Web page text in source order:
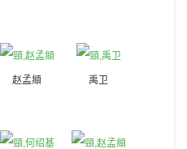
赵孟頫 禹卫